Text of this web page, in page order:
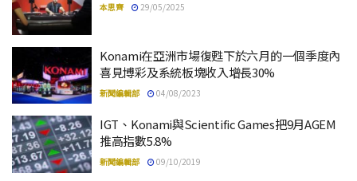
本思齊 29/05/2025
Konami在亞洲市場復甦下於六月的一個季度內
喜見博彩及系統板塊收入增長30%
新聞編輯部 04/08/2023
IGT、Konami與Scientific Games把9月AGEM
推高指數5.8%
新聞編輯部 09/10/2019